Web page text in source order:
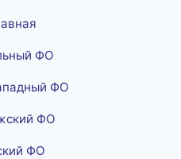
ФО
ФО
ФО
ФО